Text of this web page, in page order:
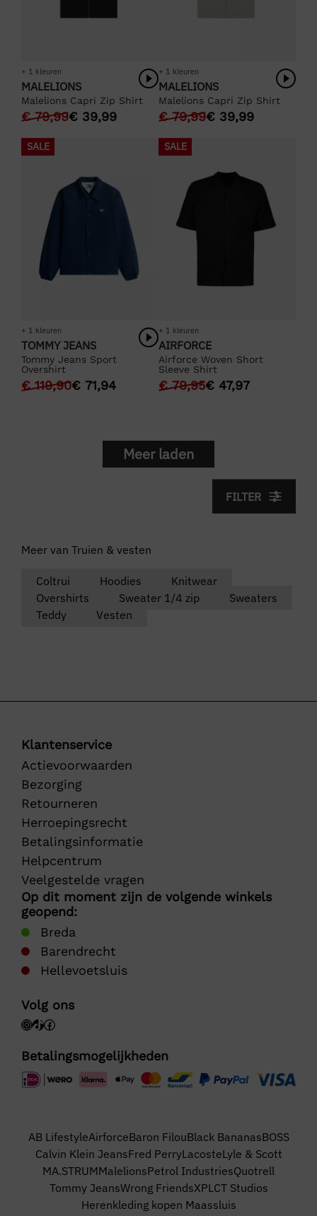
FILTER
+ 1 kleuren
MALELIONS
Malelions Capri Zip Shirt
€79,99€ 39,99
+ 1 kleuren
MALELIONS
Malelions Capri Zip Shirt
€79,99€ 39,99
SALE
+ 1 kleuren
TOMMY JEANS
Tommy Jeans Sport
Overshirt
€119,90€ 71,94
SALE
+ 1 kleuren
AIRFORCE
Airforce Woven Short
Sleeve Shirt
€79,95€ 47,97
Meer laden
Meer van Truien & vesten
Coltrui Hoodies
Knitwear
Overshirts
Sweater 1/4 zip
Sweaters
Teddy
Vesten
Klantenservice
Actievoorwaarden
Bezorging
Retourneren
Herroepingsrecht
Betalingsinformatie
Helpcentrum
Veelgestelde vragen
Op dit moment zijn de volgende winkels
geopend:
Breda
Barendrecht
Hellevoetsluis
Volg ons
Betalingsmogelijkheden
AB LifestyleAirforceBaron FilouBlack BananasBOSS
Calvin Klein JeansFred PerryLacosteLyle & Scott
MA.STRUMMalelionsPetrol IndustriesQuotrell
Tommy JeansWrong FriendsXPLCT Studios
Herenkleding kopen Maassluis